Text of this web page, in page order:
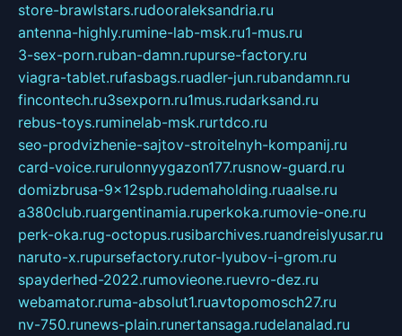
store-brawlstars.rudooraleksandria.ru
antenna-highly.rumine-lab-msk.ru1-mus.ru
3-sex-porn.ruban-damn.rupurse-factory.ru
viagra-tablet.rufasbags.ruadler-jun.rubandamn.ru
fincontech.ru3sexporn.ru1mus.rudarksand.ru
rebus-toys.ruminelab-msk.rurtdco.ru
seo-prodvizhenie-sajtov-stroitelnyh-kompanij.ru
card-voice.rurulonnyygazon177.rusnow-guard.ru
domizbrusa-9x12spb.rudemaholding.ruaalse.ru
a380club.ruargentinamia.ruperkoka.rumovie-one.ru
perk-oka.rug-octopus.rusibarchives.ruandreislyusar.ru
naruto-x.rupursefactory.rutor-lyubov-i-grom.ru
spayderhed-2022.rumovieone.ruevro-dez.ru
webamator.ruma-absolut1.ruavtopomosch27.ru
nv-750.runews-plain.runertansaga.rudelanalad.ru